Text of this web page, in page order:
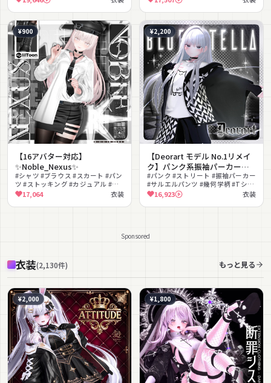
ーター
¥900
【16アバター対応】
✨Noble_Nexus✨
#シャツ #ブラウス #スカート #パン
ツ #ストッキング #カジュアル #セ
クシー #きれいめ #普段着 #シック
17,064 衣装
¥2,200
【Deorart モデル No.1リメイ
ク】パンク系振袖パーカー・
サルエルパンツコーデセット
＆とろとろねこNECOLA
#BLUESTELLA
#パンク #ストリート #振袖パーカー
#サルエルパンツ #幾何学柄 #Tシャ
ツ #カジュアル #ぬいぐるみ #MA対
応 #lilToon対応
16,923 衣装
Sponsored
衣装(2,130件) もっと見る
¥2,000 ¥1,800